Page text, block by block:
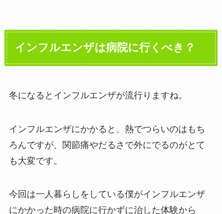
インフルエンザは病院に行くべき？
冬になるとインフルエンザが流行りますね。
インフルエンザにかかると、熱でつらいのはもち
ろんですが、関節痛やだるさで外にでるのがとて
も大変です。
今回は一人暮らしをしている僕がインフルエンザ
にかかった時の病院に行かずに治した体験から